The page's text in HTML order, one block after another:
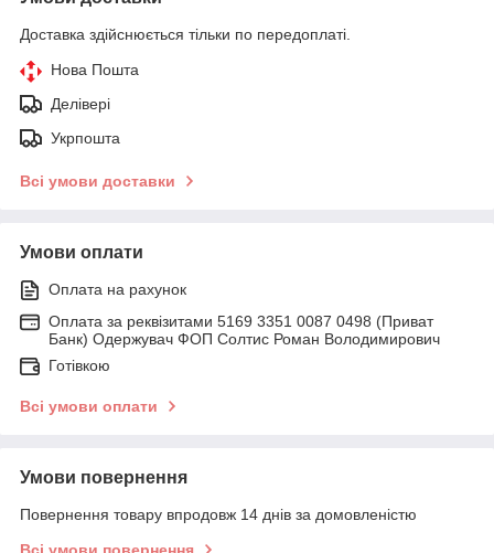
Доставка здійснюється тільки по передоплаті.
Нова Пошта
Делівері
Укрпошта
Всі умови доставки
Умови оплати
Оплата на рахунок
Оплата за реквізитами 5169 3351 0087 0498 (Приват
Банк) Одержувач ФОП Солтис Роман Володимирович
Готівкою
Всі умови оплати
Умови повернення
Повернення товару впродовж 14 днів за домовленістю
Всі умови повернення